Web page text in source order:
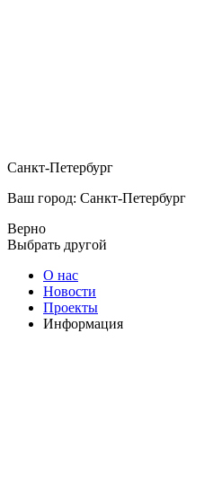
Санкт-Петербург
Ваш город: Санкт-Петербург
Верно
Выбрать другой
О нас
Новости
Проекты
Информация